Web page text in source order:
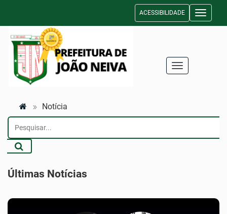
Toggle
ACESSIBILIDADE
Toggle
Notícia
Últimas Notícias